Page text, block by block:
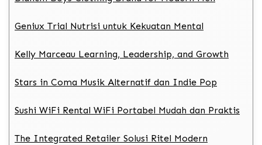
Geniux Trial Nutrisi untuk Kekuatan Mental
Kelly Marceau Learning, Leadership, and Growth
Stars in Coma Musik Alternatif dan Indie Pop
Sushi WiFi Rental WiFi Portabel Mudah dan Praktis
The Integrated Retailer Solusi Ritel Modern